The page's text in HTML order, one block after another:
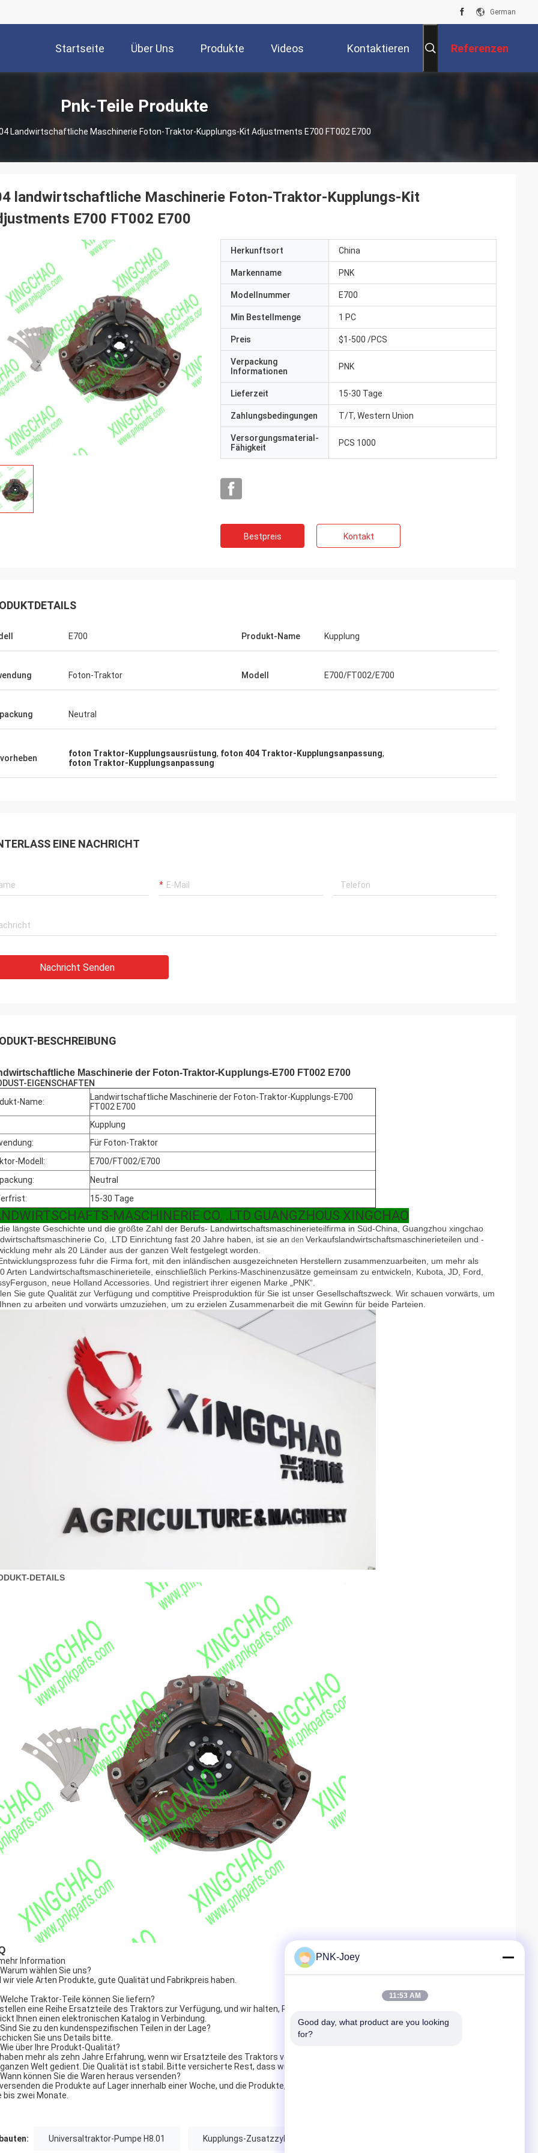
German
Startseite Über Uns Produkte Videos Kontaktieren Referenzen
Pnk-Teile Produkte
Landwirtschaftliche Maschinerie Foton-Traktor-Kupplungs-Kit Adjustments E700 FT002 E700
landwirtschaftliche Maschinerie Foton-Traktor-Kupplungs-Kit
E700 FT002 E700
Herkunftsort China
Markenname PNK
Modellnummer E700
Min Bestellmenge 1 PC
Preis $1-500 /PCS
Verpackung
Informationen
PNK
Lieferzeit 15-30 Tage
Zahlungsbedingungen T/T, Western Union
Versorgungsmaterial-
Fähigkeit
PCS 1000
Bestpreis Kontakt
E700 Produkt-Name Kupplung
Foton-Traktor Modell E700/FT002/E700
Neutral
foton Traktor-Kupplungsausrüstung, foton 404 Traktor-Kupplungsanpassung,
foton Traktor-Kupplungsanpassung
EINE NACHRICHT
Nachricht Senden
BESCHREIBUNG
Maschinerie der Foton-Traktor-Kupplungs-E700 FT002 E700
EIGENSCHAFTEN
Name:
Landwirtschaftliche Maschinerie der Foton-Traktor-Kupplungs-E700
FT002 E700
Kupplung
Für Foton-Traktor
Modell:
E700/FT002/E700
Neutral
15-30 Tage
MASCHINERIE CO, .LTD GUANGZHOUS XINGCHAO
längste Geschichte und die größte Zahl der Berufs- Landwirtschaftsmaschinerieteilfirma in Süd-China, Guangzhou xingchao
Co, .LTD Einrichtung fast 20 Jahre haben, ist sie an den Verkaufslandwirtschaftsmaschinerieteilen und -
mehr als 20 Länder aus der ganzen Welt festgelegt worden.
fuhr die Firma fort, mit den inländischen ausgezeichneten Herstellern zusammenzuarbeiten , um mehr als
Arten Landwirtschaftsmaschinerieteile, einschließlich Perkins-Maschinenzusätze gemeinsam zu entwickeln, Kubota, JD, Ford,
neue Holland Accessories. Und registriert ihrer eigenen Marke „PNK“.
Sie gute Qualität zur Verfügung und comptitive Preisproduktion für Sie ist unser Gesellschaftszweck. Wir schauen vorwärts, um
zu arbeiten und vorwärts umzuziehen, um zu erzielen Zusammenarbeit die mit Gewinn für beide Parteien.
DETAILS
Information
wählen Sie uns?
wir viele Arten Produkte, gute Qualität und Fabrikpreis haben.
Traktor-Teile können Sie liefern?
eine Reihe Ersatzteile des Traktors zur Verfügung, und wir halten, Produkte zu aktualisieren. Treten Sie mit uns, wir
Ihnen einen elektronischen Katalog in Verbindung.
Sie zu den kundenspezifischen Teilen in der Lage?
Sie uns Details bitte.
über Ihre Produkt-Qualität?
mehr als zehn Jahre Erfahrung, wenn wir Ersatzteile des Traktors verkaufen, und haben Kunden in mehr als 20 Ländern auf
Welt gedient. Die Qualität ist stabil. Bitte versicherte Rest, dass wir langfristiges Geschäft tätigen können.
können Sie die Waren heraus versenden?
die Produkte auf Lager innerhalb einer Woche, und die Produkte, die besonders angefertigt werden müssen, dauern
bis zwei Monate.
Universaltraktor-Pumpe H8.01 Kupplungs-Zusatzzylinder Nxg1604pfm181-050
PNK-Joey
11:53 AM
Good day, what product are you looking
for?